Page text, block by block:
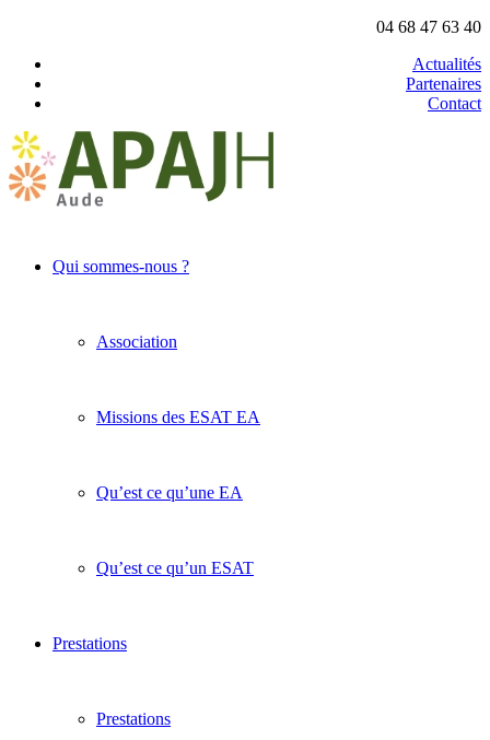
04 68 47 63 40
Actualités
Partenaires
Contact
Qui sommes-nous ?
Association
Missions des ESAT EA
Qu’est ce qu’une EA
Qu’est ce qu’un ESAT
Prestations
Prestations